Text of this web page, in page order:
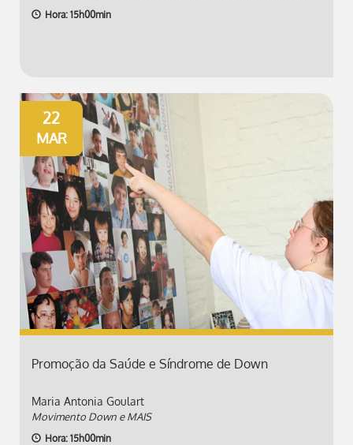
Hora: 15h00min
22
MAR
Promoção da Saúde e Síndrome de Down
Maria Antonia Goulart
Movimento Down e MAIS
Hora: 15h00min